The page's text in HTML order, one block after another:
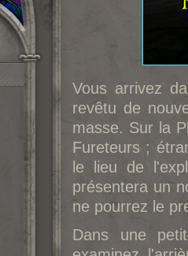
Vous arrivez
revêtu de
masse. Sur la
Fureteurs ;
le lieu de
présentera un
ne pourrez le
Dans une